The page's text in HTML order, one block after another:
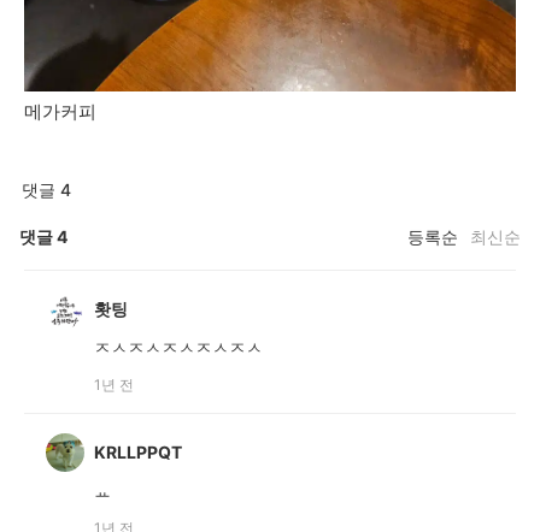
메가커피
댓글 4
댓글4 등록순 최신순
홧팅
ㅈㅅㅈㅅㅈㅅㅈㅅㅈㅅ
1년 전
KRLLPPQT
ㅛ
1년 전